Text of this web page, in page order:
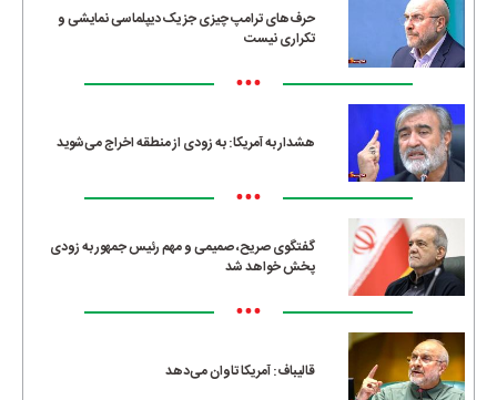
حرف‌های ترامپ چیزی جز یک دیپلماسی نمایشی و
تکراری نیست
•••
هشدار به آمریکا: به زودی از منطقه اخراج می‌شوید
•••
گفتگوی صریح، صمیمی و مهم رئیس جمهور به زودی
پخش خواهد شد
•••
قالیباف: آمریکا تاوان می‌دهد